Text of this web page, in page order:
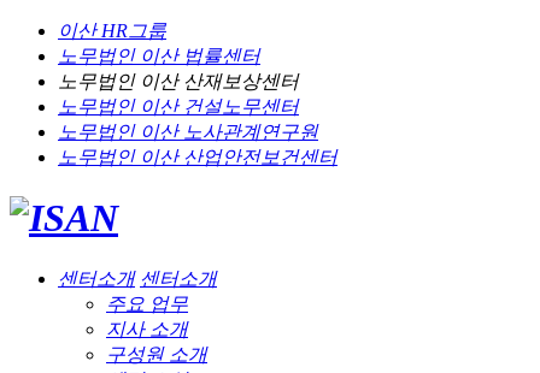
이산 HR그룹
노무법인 이산법률센터
노무법인 이산산재보상센터
노무법인 이산건설노무센터
노무법인 이산노사관계연구원
노무법인 이산산업안전보건센터
센터소개 센터소개
주요 업무
지사 소개
구성원 소개